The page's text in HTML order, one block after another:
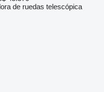
de ruedas telescópica